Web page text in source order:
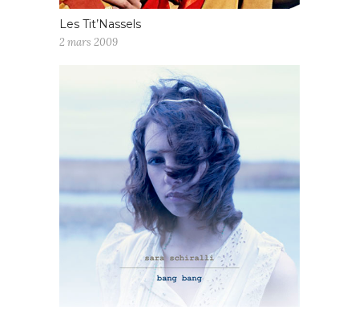
Les Tit’Nassels
2 mars 2009